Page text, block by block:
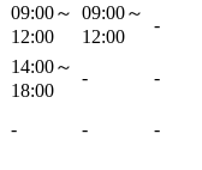
09:00～
12:00
09:00～
12:00
-
14:00～
18:00
- -
- - -